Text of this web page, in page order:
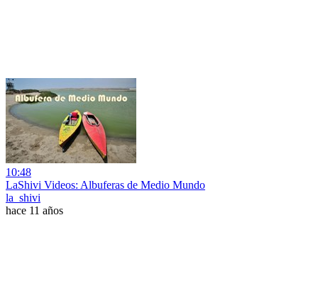
10:48
LaShivi Videos: Albuferas de Medio Mundo
la_shivi
hace 11 años